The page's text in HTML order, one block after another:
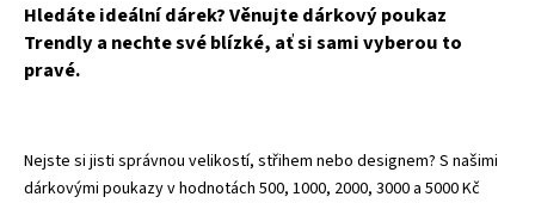
Hledáte ideální dárek? Věnujte dárkový poukaz
Trendly a nechte své blízké, ať si sami vyberou to
pravé.
Nejste si jisti správnou velikostí, střihem nebo designem? S našimi
dárkovými poukazy v hodnotách 500, 1000, 2000, 3000 a 5000 Kč